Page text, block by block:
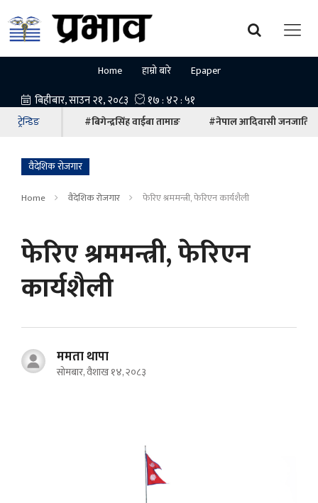
Home हाम्रो बारे Epaper
ट्रेन्डिङ #बिगेन्द्रसिंह वाईबा तामाङ #नेपाल आदिवासी जनजाति
वैदेशिक रोजगार
Home वैदेशिक रोजगार फेरिए श्रममन्त्री, फेरिएन कार्यशैली
फेरिए श्रममन्त्री, फेरिएन
कार्यशैली
ममता थापा
सोमबार, वैशाख १४, २०८३